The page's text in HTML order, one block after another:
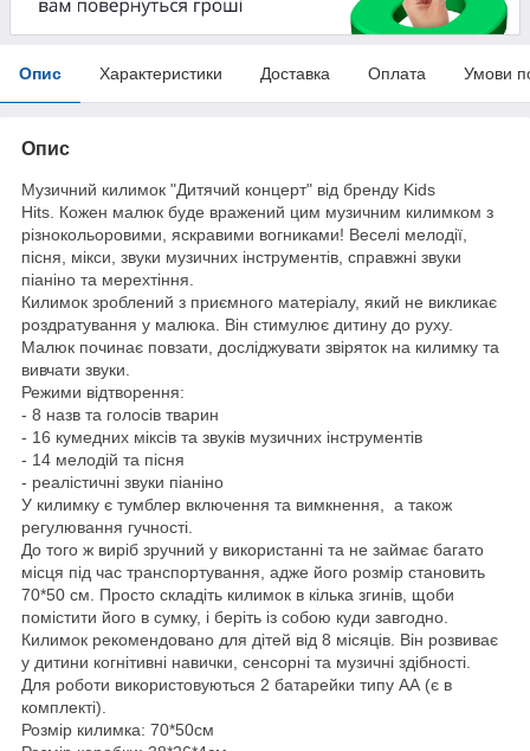
Опис Характеристики Доставка Оплата Умови
Опис
Музичний килимок "Дитячий концерт" від бренду Kids
Hits. Кожен малюк буде вражений цим музичним килимком з
різнокольоровими, яскравими вогниками! Веселі мелодії,
пісня, мікси, звуки музичних інструментів, справжні звуки
піаніно та мерехтіння.
Килимок зроблений з приємного матеріалу, який не викликає
роздратування у малюка. Він стимулює дитину до руху.
Малюк починає повзати, досліджувати звіряток на килимку та
вивчати звуки.
Режими відтворення:
- 8 назв та голосів тварин
- 16 кумедних міксів та звуків музичних інструментів
- 14 мелодій та пісня
- реалістичні звуки піаніно
У килимку є тумблер включення та вимкнення, а також
регулювання гучності.
До того ж виріб зручний у використанні та не займає багато
місця під час транспортування, адже його розмір становить
70*50 см. Просто складіть килимок в кілька згинів, щоби
помістити його в сумку, і беріть із собою куди завгодно.
Килимок рекомендовано для дітей від 8 місяців. Він розвиває
у дитини когнітивні навички, сенсорні та музичні здібності.
Для роботи використовуються 2 батарейки типу АА (є в
комплекті).
Розмір килимка: 70*50см